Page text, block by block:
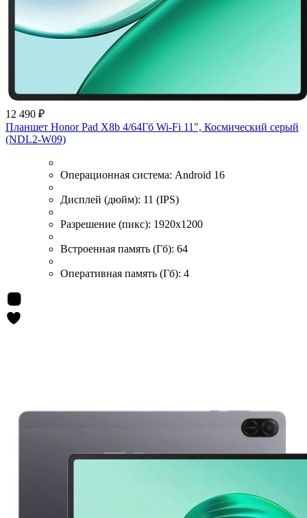
12 490 ₽
Планшет Honor Pad X8b 4/64Гб Wi-Fi 11", Космический серый
(NDL2-W09)
Операционная система: Android 16
Дисплей (дюйм): 11 (IPS)
Разрешение (пикс): 1920x1200
Встроенная память (Гб): 64
Оперативная память (Гб): 4